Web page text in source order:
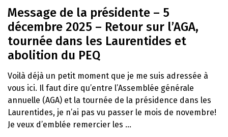
Message de la présidente – 5
décembre 2025 – Retour sur l’AGA,
tournée dans les Laurentides et
abolition du PEQ
Voilà déjà un petit moment que je me suis adressée à
vous ici. Il faut dire qu’entre l’Assemblée générale
annuelle (AGA) et la tournée de la présidence dans les
Laurentides, je n’ai pas vu passer le mois de novembre!
Je veux d’emblée remercier les ...